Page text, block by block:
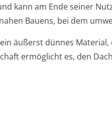
kann am Ende seiner
Bauens, bei dem
äußerst dünnes
ermöglicht es, den